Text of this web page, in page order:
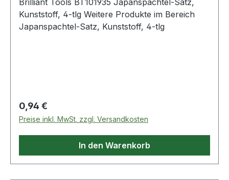
Kunststoff, 4-tlg Weitere Produkte im Bereich
Japanspachtel-Satz, Kunststoff, 4-tlg
Regulärer Preis:
0,94 €
Preise inkl. MwSt. zzgl. Versandkosten
In den Warenkorb